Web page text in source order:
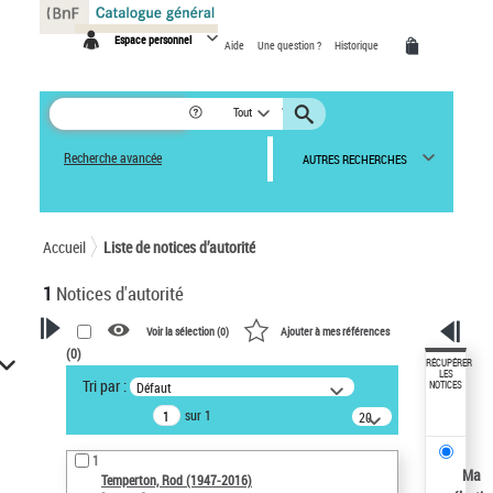
Espace personnel Aide Une question ? Historique
Tout
Recherche avancée AUTRES RECHERCHES
Accueil Liste de notices d’autorité
1 Notices d'autorité
VOTRE RECHERCHE
Recherche avancée dans les
notices d’autorité
Œuvres liées à l'auteur :
Temperton, Rod (1947-2016)
Voir la sélection (0) Ajouter à mes références
(0)
Tri par : Défaut
sur 1
20
résultats/page
1
Temperton, Rod (1947-2016)
RÉCUPÉRER
LES
NOTICES
Ma
Panneau de gestion des cookies